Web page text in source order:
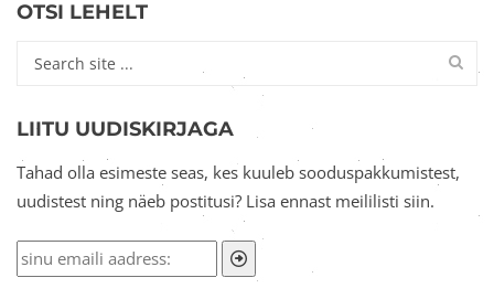
OTSI LEHELT
LIITU UUDISKIRJAGA
Tahad olla esimeste seas, kes kuuleb sooduspakkumistest,
uudistest ning näeb postitusi? Lisa ennast meililisti siin.